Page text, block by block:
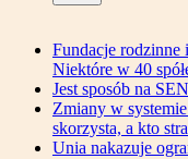
Fundacje rodzinne
Niektóre w 40
Jest sposób na
Zmiany w
skorzysta, a kto
Unia nakazuje